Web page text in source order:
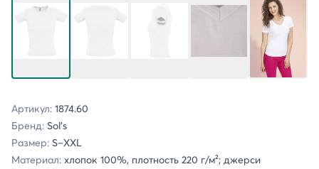
Артикул: 1874.60
Бренд: Sol's
Размер: S–XXL
Материал: хлопок 100%, плотность 220 г/м²; джерси